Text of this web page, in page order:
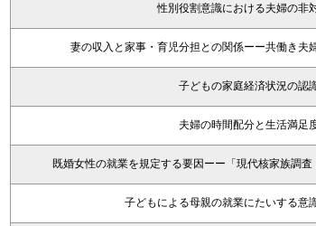
性別役割意識における夫婦の非
妻の収入と家事・育児分担との関係ーー共働き夫
子どもの家庭経済状況の認
夫婦の時間配分と生活満足
既婚女性の就業を規定する要因ーー「現代核家族調
子どもによる母親の就業にたいする意